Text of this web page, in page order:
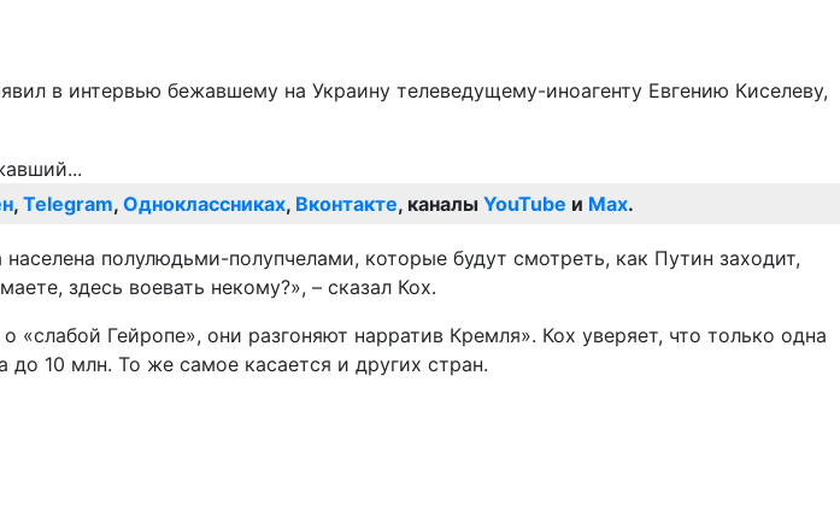
в интервью бежавшему на Украину телеведущему-иноагенту Евгению Киселеву,
, Telegram, Одноклассниках, Вконтакте, каналы YouTube и Max.
полулюдьми-полупчелами, которые будут смотреть, как Путин заходит,
здесь воевать некому?», – сказал Кох.
«слабой Гейропе», они разгоняют нарратив Кремля». Кох уверяет, что только одна
10 млн. То же самое касается и других стран.